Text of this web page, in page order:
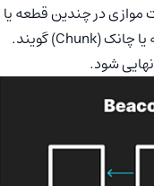
موازی در چندین قطعه یا
شارد (Shard) استفاده می‌کند. هر قطعه کسری از بلاک بعدی را تولید می‌کند. به این کسر از بلاک، تکه یا چانک (Chunk) گویند.
شود.